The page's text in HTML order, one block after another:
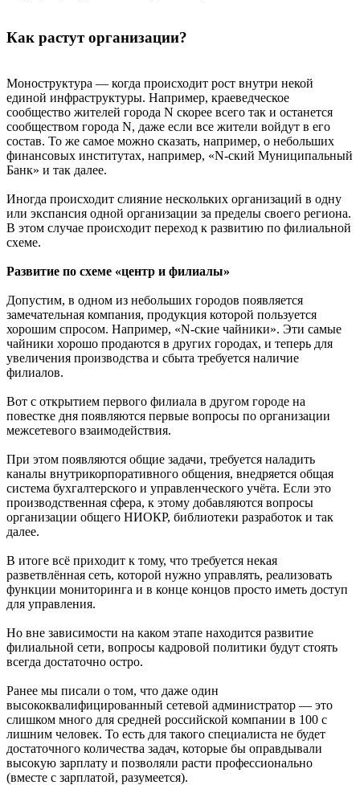
Как растут организации?
Моноструктура — когда происходит рост внутри некой
единой инфраструктуры. Например, краеведческое
сообщество жителей города N скорее всего так и останется
сообществом города N, даже если все жители войдут в его
состав. То же самое можно сказать, например, о небольших
финансовых институтах, например, «N-ский Муниципальный
Банк» и так далее.
Иногда происходит слияние нескольких организаций в одну
или экспансия одной организации за пределы своего региона.
В этом случае происходит переход к развитию по филиальной
схеме.
Развитие по схеме «центр и филиалы»
Допустим, в одном из небольших городов появляется
замечательная компания, продукция которой пользуется
хорошим спросом. Например, «N-ские чайники». Эти самые
чайники хорошо продаются в других городах, и теперь для
увеличения производства и сбыта требуется наличие
филиалов.
Вот с открытием первого филиала в другом городе на
повестке дня появляются первые вопросы по организации
межсетевого взаимодействия.
При этом появляются общие задачи, требуется наладить
каналы внутрикорпоративного общения, внедряется общая
система бухгалтерского и управленческого учёта. Если это
производственная сфера, к этому добавляются вопросы
организации общего НИОКР, библиотеки разработок и так
далее.
В итоге всё приходит к тому, что требуется некая
разветвлённая сеть, которой нужно управлять, реализовать
функции мониторинга и в конце концов просто иметь доступ
для управления.
Но вне зависимости на каком этапе находится развитие
филиальной сети, вопросы кадровой политики будут стоять
всегда достаточно остро.
Ранее мы писали о том, что даже один
высококвалифицированный сетевой администратор — это
слишком много для средней российской компании в 100 с
лишним человек. То есть для такого специалиста не будет
достаточного количества задач, которые бы оправдывали
высокую зарплату и позволяли расти профессионально
(вместе с зарплатой, разумеется).